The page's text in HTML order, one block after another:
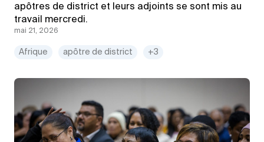
apôtres de district et leurs adjoints se sont mis au
travail mercredi.
mai 21, 2026
Afrique apôtre de district +3